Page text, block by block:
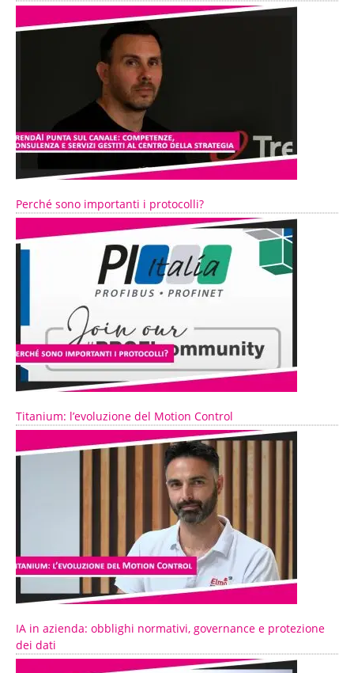
Perché sono importanti i protocolli?
Titanium: l’evoluzione del Motion Control
IA in azienda: obblighi normativi, governance e protezione
dei dati